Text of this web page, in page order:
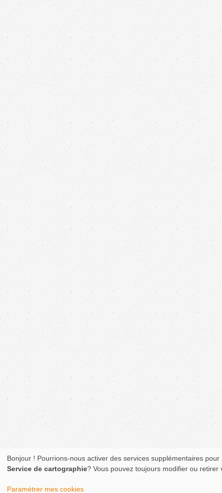
Bonjour ! Pourrions-nous activer des services supplémentaires pour
Service de cartographie? Vous pouvez toujours modifier ou
Paramétrer mes cookies